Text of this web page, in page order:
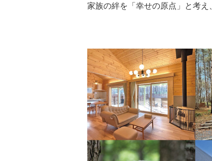
家族の絆を「幸せの原点」と考え